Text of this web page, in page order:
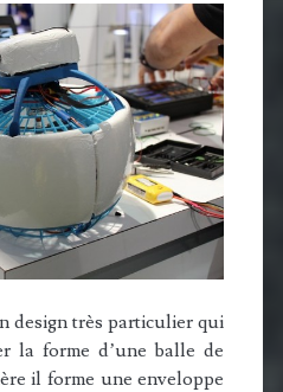
design très particulier qui
la forme d’une balle de
il forme une enveloppe